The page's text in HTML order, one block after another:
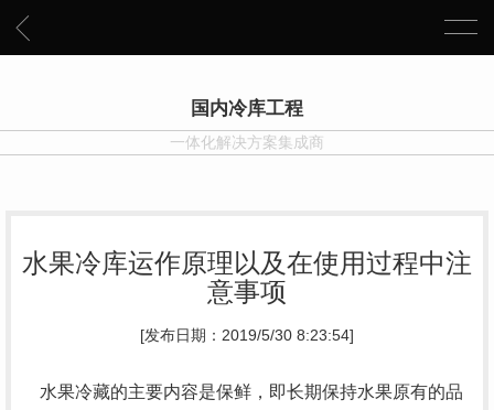
国内冷库工程
一体化解决方案集成商
水果冷库运作原理以及在使用过程中注
意事项
[发布日期：2019/5/30 8:23:54]
水果冷藏的主要内容是保鲜，即长期保持水果原有的品